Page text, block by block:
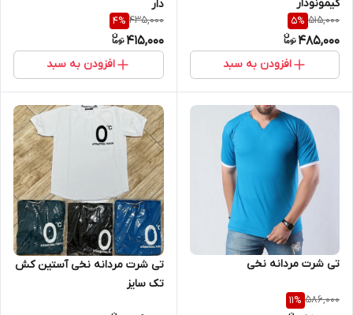
کیمونودار
515,000
5%
485,000
افزودن به سبد
دار
435,000
4%
415,000
افزودن به سبد
تی شرت مردانه نخی
586,000
11%
تی شرت مردانه نخی آستین کش
تک سایز